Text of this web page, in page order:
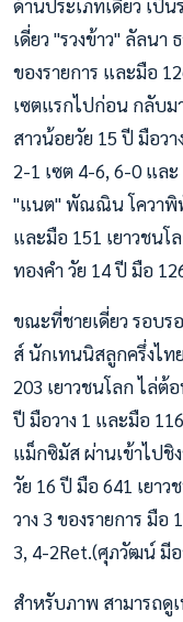
ด้านประเภทเดี่ยว เป็
เดี่ยว "รวงข้าว" ลัลนา
ของรายการ และมือ
เซตแรกไปก่อน กลับม
สาวน้อยวัย 15 ปี มือว
2-1 เซต 4-6, 6-0 แล
"แนต" พัณณิน โควาพิ
และมือ 151 เยาวชน
ทองคำ วัย 14 ปี มือ
ขณะที่ชายเดี่ยว รอบร
ส์ นักเทนนิสลูกครึ่งไท
203 เยาวชนโลก ไล่ต้
ปี มือวาง 1 และมือ
แม็กซิมัส ผ่านเข้าไป
วัย 16 ปี มือ 641 เยา
วาง 3 ของรายการ มือ
3, 4-2Ret.(ศุภวัฒน์ มีอ
สำหรับภาพ สามารถดู